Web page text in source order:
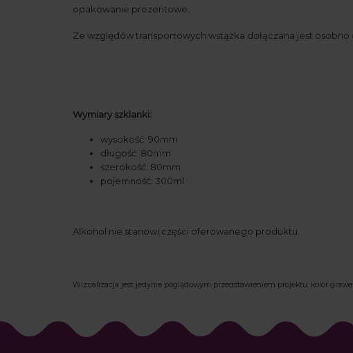
opakowanie prezentowe.
Ze względów transportowych wstążka dołączana jest
Wymiary szklanki:
wysokość: 90mm
długość: 80mm
szerokość: 80mm
pojemność: 300ml
Alkohol nie stanowi części oferowanego produktu.
Wizualizacja jest jedynie poglądowym przedstawieniem projektu, kolor